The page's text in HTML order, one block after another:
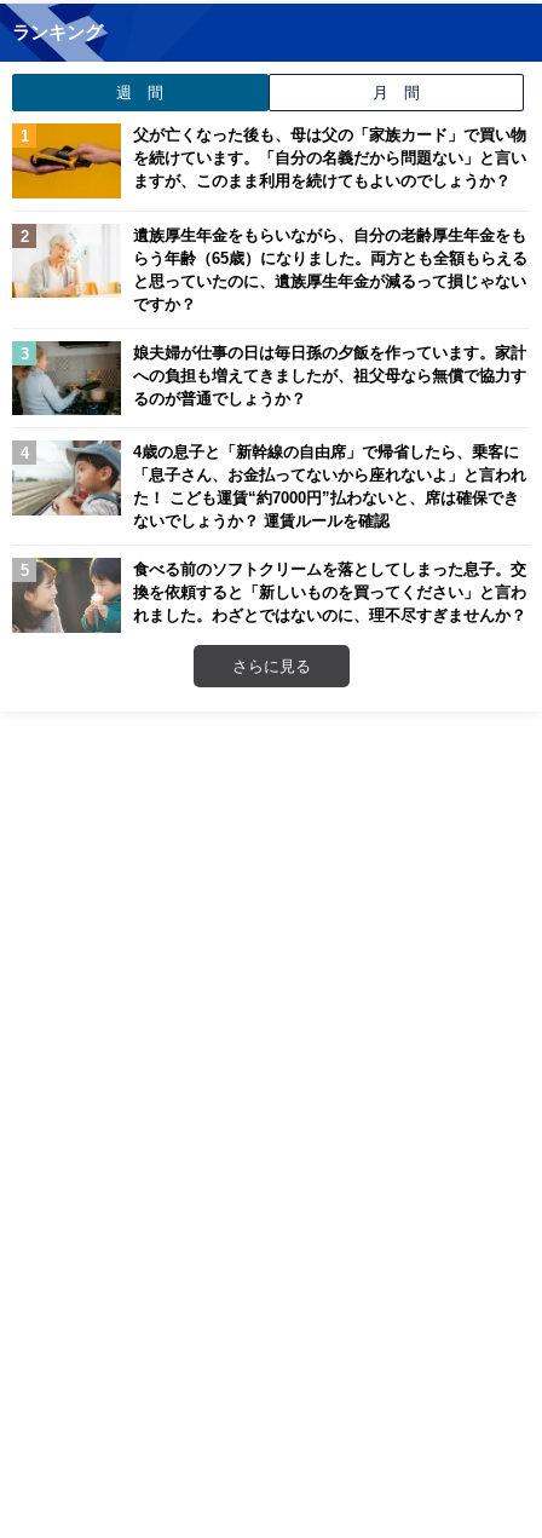
ランキング
週 間 月 間
父が亡くなった後も、母は父の「家族カード」で買い物
を続けています。「自分の名義だから問題ない」と言い
ますが、このまま利用を続けてもよいのでしょうか？
遺族厚生年金をもらいながら、自分の老齢厚生年金をも
らう年齢（65歳）になりました。両方とも全額もらえる
と思っていたのに、遺族厚生年金が減るって損じゃない
ですか？
娘夫婦が仕事の日は毎日孫の夕飯を作っています。家計
への負担も増えてきましたが、祖父母なら無償で協力す
るのが普通でしょうか？
4歳の息子と「新幹線の自由席」で帰省したら、乗客に
「息子さん、お金払ってないから座れないよ」と言われ
た！ こども運賃“約7000円”払わないと、席は確保でき
ないでしょうか？ 運賃ルールを確認
食べる前のソフトクリームを落としてしまった息子。交
換を依頼すると「新しいものを買ってください」と言わ
れました。わざとではないのに、理不尽すぎませんか？
さらに見る